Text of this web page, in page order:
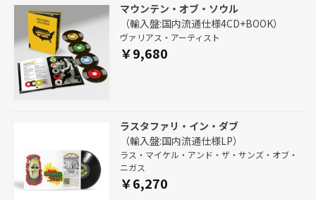
マウンテン・オブ・ソウル
（輸入盤:国内流通仕様4CD+BOOK）
ヴァリアス・アーティスト
￥9,680
ラスタファリ・イン・ダブ
（輸入盤:国内流通仕様LP）
ラス・マイケル・アンド・ザ・サンズ・オブ・
ニガス
￥6,270